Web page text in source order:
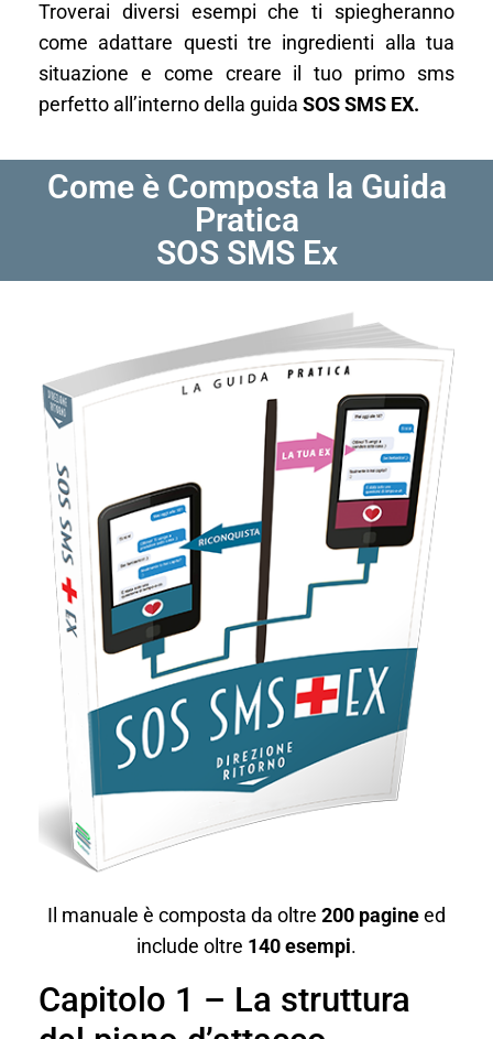
Troverai diversi esempi che ti spiegheranno
come adattare questi tre ingredienti alla tua
situazione e come creare il tuo primo sms
perfetto all’interno della guida SOS SMS EX.
Come è Composta la Guida
Pratica
SOS SMS Ex
Il manuale è composta da oltre 200 pagine ed
include oltre 140 esempi.
Capitolo 1 – La struttura